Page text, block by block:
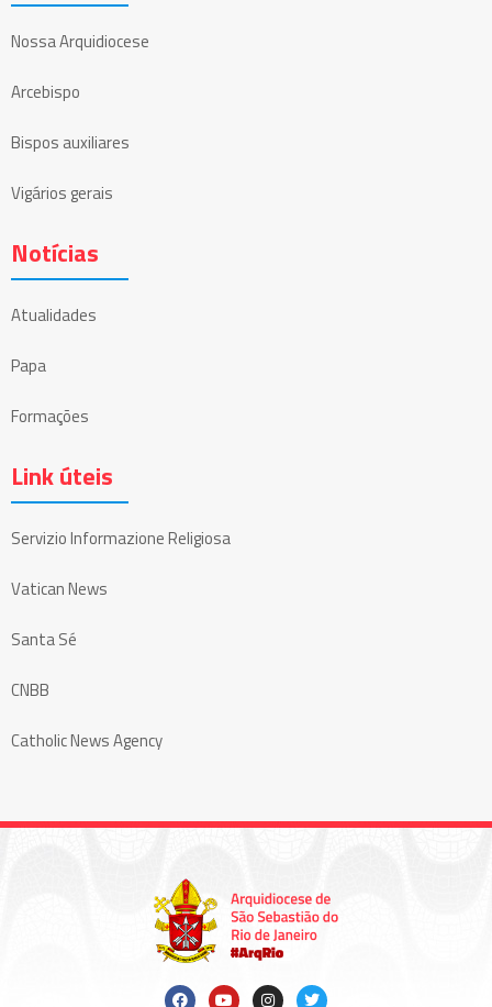
Nossa Arquidiocese
Arcebispo
Bispos auxiliares
Vigários gerais
Notícias
Atualidades
Papa
Formações
Link úteis
Servizio Informazione Religiosa
Vatican News
Santa Sé
CNBB
Catholic News Agency